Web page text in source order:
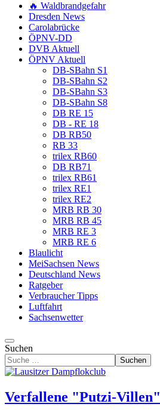
🔥 Waldbrandgefahr
Dresden News
Carolabrücke
ÖPNV-DD
DVB Aktuell
ÖPNV Aktuell
DB-SBahn S1
DB-SBahn S2
DB-SBahn S3
DB-SBahn S8
DB RE 15
DB - RE 18
DB RB50
RB 33
trilex RB60
DB RB71
trilex RB61
trilex RE1
trilex RE2
MRB RB 30
MRB RB 45
MRB RE 3
MRB RE 6
Blaulicht
MeiSachsen News
Deutschland News
Ratgeber
Verbraucher Tipps
Luftfahrt
Sachsenwetter
Suchen
Suchen
Verfallene "Putzi-Villen"